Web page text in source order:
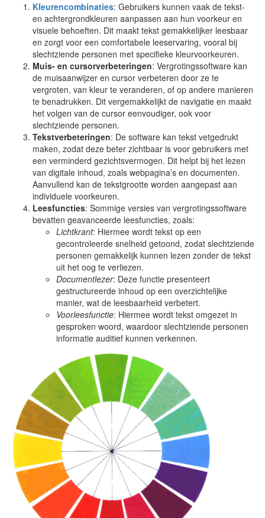
Kleurencombinaties: Gebruikers kunnen vaak de tekst-
en achtergrondkleuren aanpassen aan hun voorkeur en
visuele behoeften. Dit maakt tekst gemakkelijker leesbaar
en zorgt voor een comfortabele leeservaring, vooral bij
slechtziende personen met specifieke kleurvoorkeuren.
Muis- en cursorverbeteringen: Vergrotingssoftware kan
de muisaanwijzer en cursor verbeteren door ze te
vergroten, van kleur te veranderen, of op andere manieren
te benadrukken. Dit vergemakkelijkt de navigatie en maakt
het volgen van de cursor eenvoudiger, ook voor
slechtziende personen.
Tekstverbeteringen: De software kan tekst vetgedrukt
maken, zodat deze beter zichtbaar is voor gebruikers met
een verminderd gezichtsvermogen. Dit helpt bij het lezen
van digitale inhoud, zoals webpagina’s en documenten.
Aanvullend kan de tekstgrootte worden aangepast aan
individuele voorkeuren.
Leesfuncties: Sommige versies van vergrotingssoftware
bevatten geavanceerde leesfuncties, zoals:
Lichtkrant: Hiermee wordt tekst op een
gecontroleerde snelheid getoond, zodat slechtziende
personen gemakkelijk kunnen lezen zonder de tekst
uit het oog te verliezen.
Documentlezer: Deze functie presenteert
gestructureerde inhoud op een overzichtelijke
manier, wat de leesbaarheid verbetert.
Voorleesfunctie: Hiermee wordt tekst omgezet in
gesproken woord, waardoor slechtziende personen
informatie auditief kunnen verkennen.